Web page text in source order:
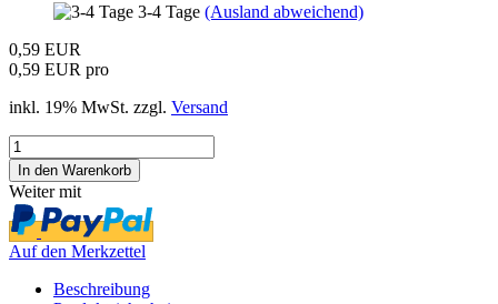
3-4 Tage (Ausland abweichend)
0,59 EUR
0,59 EUR pro
inkl. 19% MwSt. zzgl. Versand
Weiter mit
Auf den Merkzettel
Beschreibung